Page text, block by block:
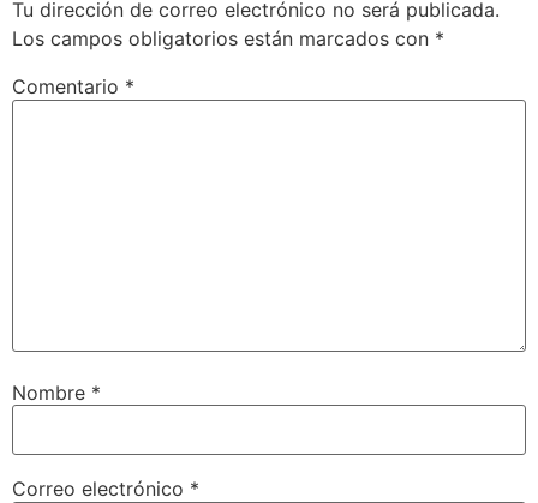
Tu dirección de correo electrónico no será publicada.
Los campos obligatorios están marcados con *
Comentario *
Nombre *
Correo electrónico *